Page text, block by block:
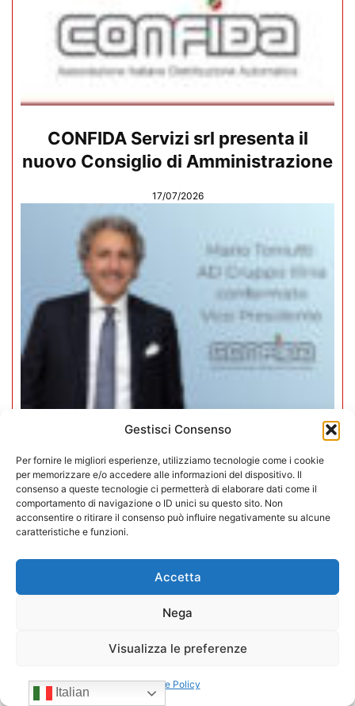
Gestisci Consenso
Per fornire le migliori esperienze, utilizziamo tecnologie come i cookie
per memorizzare e/o accedere alle informazioni del dispositivo. Il
consenso a queste tecnologie ci permetterà di elaborare dati come il
comportamento di navigazione o ID unici su questo sito. Non
acconsentire o ritirare il consenso può influire negativamente su alcune
caratteristiche e funzioni.
Accetta
Nega
Visualizza le preferenze
Cookie Policy
CONFIDA Servizi srl presenta il
nuovo Consiglio di Amministrazione
17/07/2026
Mario Toniutti confermato Vice
Presidente di CONFIDA per il
quadriennio 2026-2030
Italian